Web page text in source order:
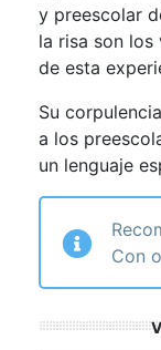
y preescolar
la risa son
de esta
Su
a los
un lenguaje
Con